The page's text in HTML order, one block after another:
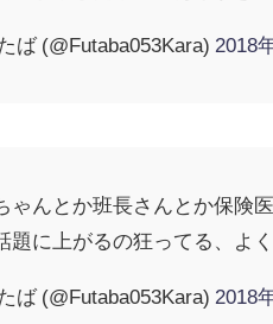
ば (@Futaba053Kara) 2018
ゃんとか班長さんとか保険
題に上がるの狂ってる、よ
ば (@Futaba053Kara) 2018